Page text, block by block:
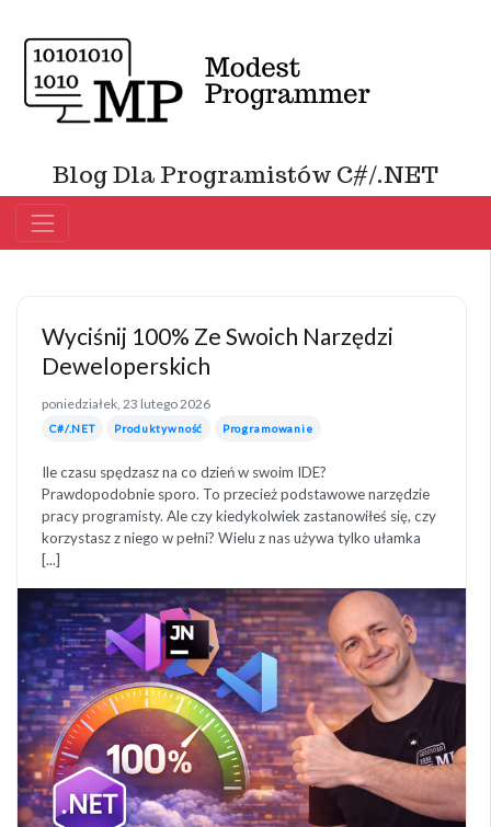
Blog Dla Programistów C#/.NET
Wyciśnij 100% Ze Swoich Narzędzi
Deweloperskich
poniedziałek, 23 lutego 2026
C#/.NET Produktywność Programowanie
Ile czasu spędzasz na co dzień w swoim IDE?
Prawdopodobnie sporo. To przecież podstawowe narzędzie
pracy programisty. Ale czy kiedykolwiek zastanowiłeś się, czy
korzystasz z niego w pełni? Wielu z nas używa tylko ułamka
[...]